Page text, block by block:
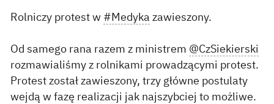
Rolniczy protest w #Medyka zawieszony.
Od samego rana razem z ministrem @CzSiekierski
rozmawialiśmy z rolnikami prowadzącymi protest.
Protest został zawieszony, trzy główne postulaty
wejdą w fazę realizacji jak najszybciej to możliwe.